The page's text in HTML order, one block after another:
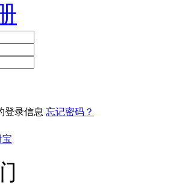
登录信息 忘记密码？
宝